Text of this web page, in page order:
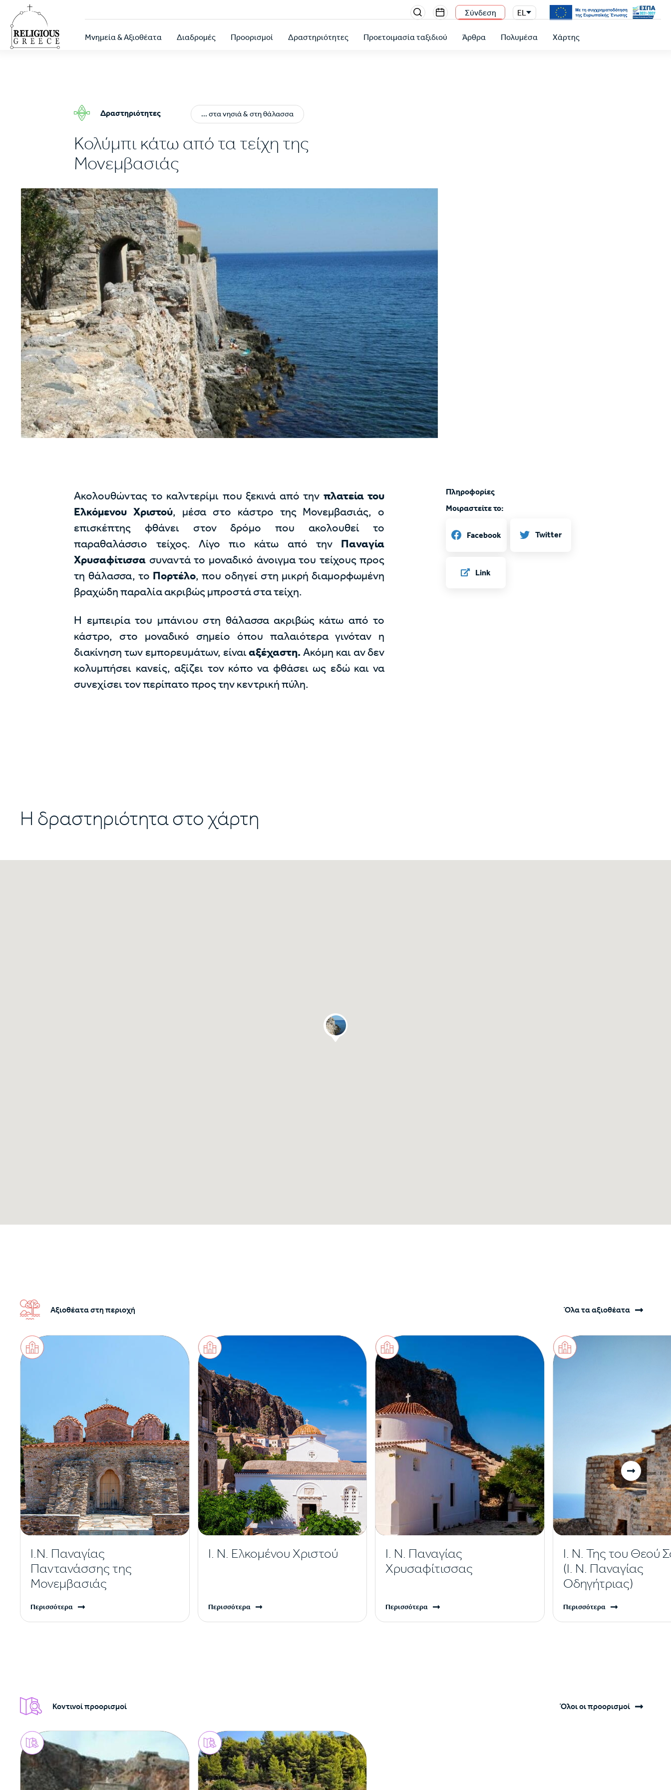
Παράκαμψη
προς
κυρίως
περιεχόμενο
Menu
right
Σύνδεση EL
Κεντρική
πλοήγηση
Μνημεία & Αξιοθέατα Διαδρομές Προορισμοί Δραστηριότητες Προετοιμασία ταξιδιού Άρθρα Πολυμέσα Χάρτης
Δραστηριότητες ... στα νησιά & στη θάλασσα
Κολύμπι κάτω από τα τείχη της
Μονεμβασιάς
Ακολουθώντας το καλντερίμι που ξεκινά από την πλατεία του
Ελκόμενου Χριστού, μέσα στο κάστρο της Μονεμβασιάς, ο
επισκέπτης φθάνει στον δρόμο που ακολουθεί το
παραθαλάσσιο τείχος. Λίγο πιο κάτω από την Παναγία
Χρυσαφίτισσα συναντά το μοναδικό άνοιγμα του τείχους προς
τη θάλασσα, το Πορτέλο, που οδηγεί στη μικρή διαμορφωμένη
βραχώδη παραλία ακριβώς μπροστά στα τείχη.
Η εμπειρία του μπάνιου στη θάλασσα ακριβώς κάτω από το
κάστρο, στο μοναδικό σημείο όπου παλαιότερα γινόταν η
διακίνηση των εμπορευμάτων, είναιαξέχαστη. Ακόμη και αν δεν
κολυμπήσει κανείς, αξίζει τον κόπο να φθάσει ως εδώ και να
συνεχίσει τον περίπατο προς την κεντρική πύλη.
Πληροφορίες
Μοιραστείτε το:
Facebook Twitter
Link
Η δραστηριότητα στο χάρτη
Αξιοθέατα στη περιοχή Όλα τα αξιοθέατα
Ι.Ν. Παναγίας
Παντανάσσης της
Μονεμβασιάς
Περισσότερα
Ι. Ν. Ελκομένου Χριστού
Περισσότερα
Ι. Ν. Παναγίας
Χρυσαφίτισσας
Περισσότερα
Ι. Ν. Της του Θεού
(Ι. Ν. Παναγίας
Οδηγήτριας)
Περισσότερα
Κοντινοί προορισμοί Όλοι οι προορισμοί